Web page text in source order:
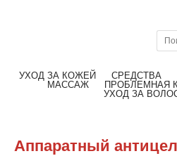
УХОД ЗА КОЖЕЙ СРЕДСТВА
МАССАЖ
ПРОБЛЕМНАЯ
УХОД ЗА
Аппаратный